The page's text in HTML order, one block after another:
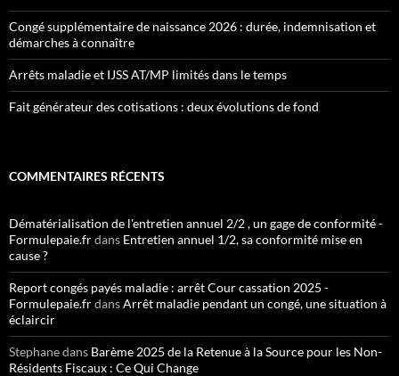
Congé supplémentaire de naissance 2026 : durée, indemnisation et
démarches à connaître
Arrêts maladie et IJSS AT/MP limités dans le temps
Fait générateur des cotisations : deux évolutions de fond
COMMENTAIRES RÉCENTS
Dématérialisation de l'entretien annuel 2/2 , un gage de conformité -
Formulepaie.frdans Entretien annuel 1/2, sa conformité mise en
cause ?
Report congés payés maladie : arrêt Cour cassation 2025 -
Formulepaie.frdansArrêt maladie pendant un congé, une situation à
éclaircir
Stephanedans Barème 2025 de la Retenue à la Source pour les Non-
Résidents Fiscaux : Ce Qui Change